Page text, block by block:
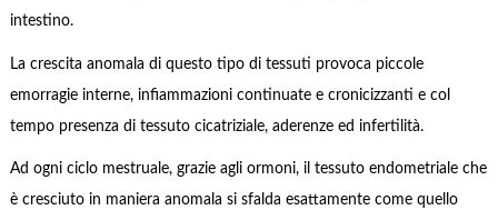
intestino.
La crescita anomala di questo tipo di tessuti provoca piccole
emorragie interne, infiammazioni continuate e cronicizzanti e col
tempo presenza di tessuto cicatriziale, aderenze ed infertilità.
Ad ogni ciclo mestruale, grazie agli ormoni, il tessuto endometriale che
è cresciuto in maniera anomala si sfalda esattamente come quello